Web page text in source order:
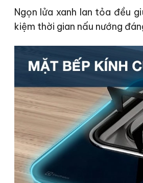
Ngọn lửa xanh lan tỏa đều
kiệm thời gian nấu nướng